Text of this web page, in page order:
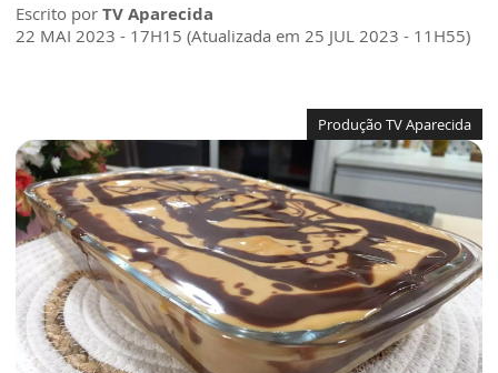
Escrito por TV Aparecida
22 MAI 2023 - 17H15 (Atualizada em 25 JUL 2023 - 11H55)
Produção TV Aparecida